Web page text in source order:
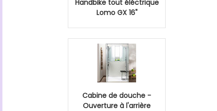
Handbike tout éléctrique
Lomo GX 16"
Cabine de douche -
Ouverture à l'arrière